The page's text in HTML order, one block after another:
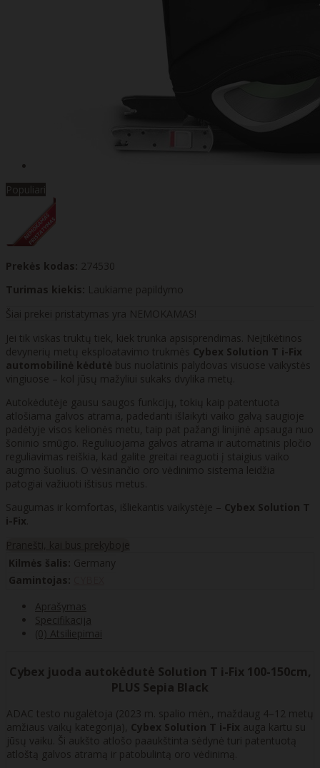
Populiari
Prekės kodas: 274530
Turimas kiekis: Laukiame papildymo
Šiai prekei pristatymas yra NEMOKAMAS!
Jei tik viskas truktų tiek, kiek trunka apsisprendimas. Neįtikėtinos
devynerių metų eksploatavimo trukmės Cybex Solution T i-Fix
automobilinė kėdutė bus nuolatinis palydovas visuose vaikystės
vingiuose – kol jūsų mažyliui sukaks dvylika metų.
Autokėdutėje gausu saugos funkcijų, tokių kaip patentuota
atlošiama galvos atrama, padedanti išlaikyti vaiko galvą saugioje
padėtyje visos kelionės metu, taip pat pažangi linijinė apsauga nuo
šoninio smūgio. Reguliuojama galvos atrama ir automatinis pločio
reguliavimas reiškia, kad galite greitai reaguoti į staigius vaiko
augimo šuolius. O vėsinančio oro vėdinimo sistema leidžia
patogiai važiuoti ištisus metus.
Saugumas ir komfortas, išliekantis vaikystėje – Cybex Solution T
i-Fix
Pranešti, kai bus prekyboje
Kilmės šalis: Germany
Gamintojas:
Aprašymas
Specifikacija
(0) Atsiliepimai
Cybex juoda autokėdutė Solution T i-Fix 100-150cm,
PLUS Sepia Black
ADAC testo nugalėtoja (2023 m. spalio mėn., maždaug 4–12 metų
amžiaus vaikų kategorija), Cybex Solution T i-Fix auga kartu su
jūsų vaiku. Ši aukšto atlošo paaukštinta sėdynė turi patentuotą
atloštą galvos atramą ir patobulintą oro vėdinimą.